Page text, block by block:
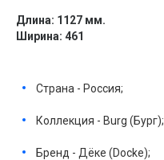
Длина: 1127 мм.
Ширина: 461
Страна - Россия;
Коллекция - Burg (Бург);
Бренд - Дёке (Docke);